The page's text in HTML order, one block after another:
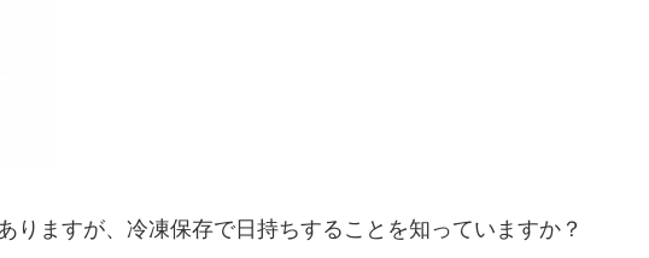
りますが、冷凍保存で日持ちすることを知っていますか？